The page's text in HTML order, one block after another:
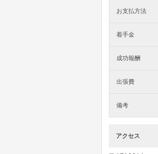
お支払方法
着手金
成功報酬
出張費
備考
アクセス